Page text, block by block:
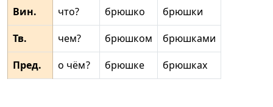
Вин.
что? брюшко
брюшки
Тв.
чем? брюшком
брюшками
Пред.
о чём? брюшке брюшках